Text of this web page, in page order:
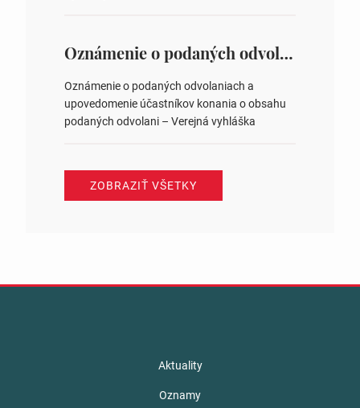
ysledky.html
Oznámenie o podaných odvolaniach a upovedomenie účastníkov konania o obsahu podaných odvolani – Verejná vyhláška
Oznámenie o podaných odvolaniach a
upovedomenie účastníkov konania o obsahu
podaných odvolani – Verejná vyhláška
ZOBRAZIŤ VŠETKY
Aktuality
Oznamy